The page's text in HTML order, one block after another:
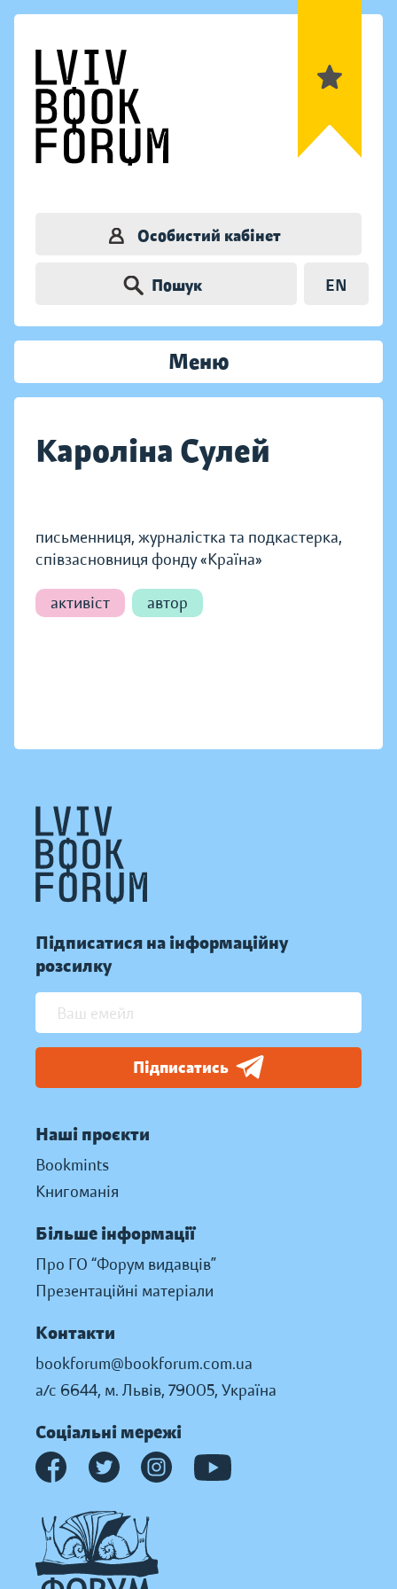
Особистий кабінет
Пошук EN
Меню
Кароліна Сулей
письменниця, журналістка та подкастерка,
співзасновниця фонду «Країна»
активіст автор
Підписатися на інформаційну
розсилку
Підписатись
Наші проєкти
Bookmints
Книгоманія
Більше інформації
Про ГО “Форум видавців”
Презентаційні матеріали
Контакти
bookforum@bookforum.com.ua
а/с 6644, м. Львів, 79005, Україна
Соціальні мережі